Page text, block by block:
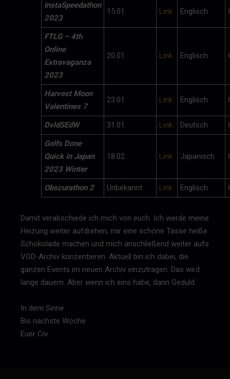
InstaSpeedathon
2023
15.01. Link Englisch
FTLG – 4th
Online
Extravaganza
2023
20.01. Link Englisch
Harvest Moon
Valentines 7
23.01. Link Englisch
DvldSEdW 31.01. Link Deutsch
Golfs Done
Quick in Japan
2023 Winter
18.02. Link Japanisch
Obscurathon 2 Unbekannt Link Englisch
Damit verabschiede ich mich von euch. Ich werde meine
Heizung weiter aufdrehen, mir eine schöne Tasse heiße
Schokolade machen und mich anschließend weiter aufs
VOD-Archiv konzentieren. Aktuell bin ich dabei, die
ganzen Events im neuen Archiv einzutragen. Das wird
lange dauern. Aber wenn ich eins habe, dann Geduld.
In dem Sinne
Bis nächste Woche
Euer Civ